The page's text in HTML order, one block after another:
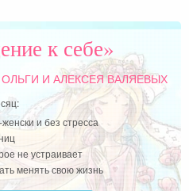
к себе»
И АЛЕКСЕЯ ВАЛЯЕВЫХ
и без стресса
не устраивает
менять свою жизнь